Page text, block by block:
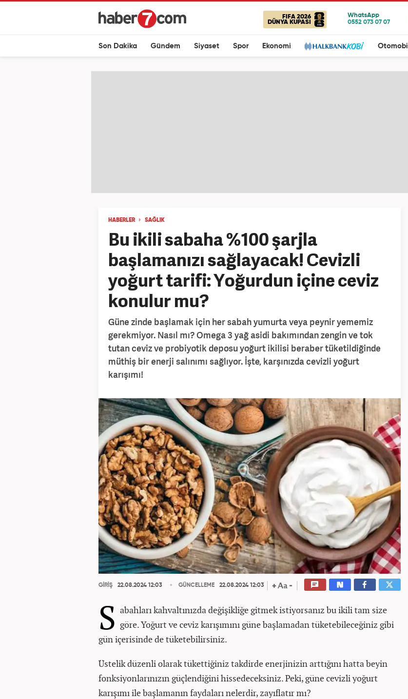
FIFA 2026
DÜNYA KUPASI
Son Dakika Gündem Siyaset Spor Ekonomi Otomobil
HABERLER SAĞLIK
Bu ikili sabaha %100 şarjla
başlamanızı sağlayacak! Cevizli
yoğurt tarifi: Yoğurdun içine ceviz
konulur mu?
Güne zinde başlamak için her sabah yumurta veya peynir yememiz
gerekmiyor. Nasıl mı? Omega 3 yağ asidi bakımından zengin ve tok
tutan ceviz ve probiyotik deposu yoğurt ikilisi beraber tüketildiğinde
müthiş bir enerji salınımı sağlıyor. İşte, karşınızda cevizli yoğurt
karışımı!
GİRİŞ 22.08.2024 12:03 GÜNCELLEME 22.08.2024 12:03
S abahları kahvaltınızda değişikliğe gitmek istiyorsanız bu ikili tam size
göre. Yoğurt ve ceviz karışımını güne başlamadan tüketebileceğiniz gibi
gün içerisinde de tüketebilirsiniz.
Üstelik düzenli olarak tükettiğiniz takdirde enerjinizin arttığını hatta beyin
fonksiyonlarınızın güçlendiğini hissedeceksiniz. Peki, güne cevizli yoğurt
karışımı ile başlamanın faydaları nelerdir, zayıflatır mı?